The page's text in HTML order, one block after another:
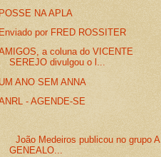
NA APLA
por FRED ROSSITER
a coluna do VICENTE
SEREJO divulgou o l...
ANO SEM ANNA
- AGENDE-SE
Medeiros publicou no grupo A
GENEALO...